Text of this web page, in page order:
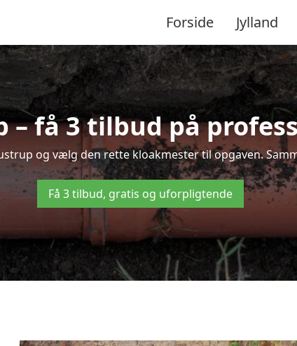
Forside Jylland
få 3 tilbud på
og vælg den rette kloakmester til opgaven.
Få 3 tilbud, gratis og uforpligtende